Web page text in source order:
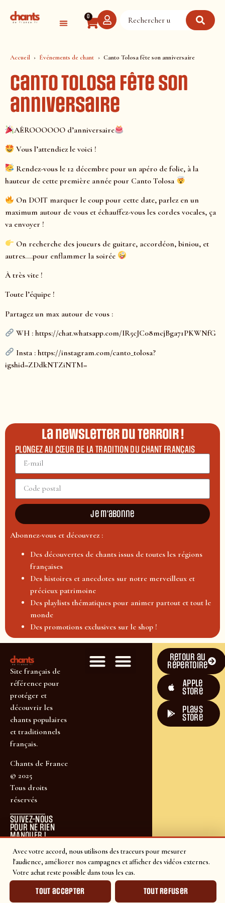
Avec votre accord, nous utilisons des traceurs pour mesurer
l'audience, améliorer nos campagnes et afficher des vidéos externes.
Votre achat reste possible dans tous les cas.
Tout accepter Tout refuser
0
Accueil Événements de chant Canto Tolosa fête son anniversaire
Canto Tolosa fête son
anniversaire
AÉROOOOOO d’anniversaire
Vous l’attendiez le voici !
Rendez-vous le 12 décembre pour un apéro de folie, à la
hauteur de cette première année pour Canto Tolosa
On DOIT marquer le coup pour cette date, parlez en un
maximum autour de vous et échauffez-vous les cordes vocales, ça
va envoyer !
On recherche des joueurs de guitare, accordéon, biniou, et
autres….pour enflammer la soirée
À très vite !
Toute l’équipe !
Partagez un max autour de vous :
WH : https://chat.whatsapp.com/IR5cJC08mcjBga71PKWNfG
Insta : https://instagram.com/canto_tolosa?
igshid=ZDdkNTZiNTM=
La newsletter du terroir !
PLONGEZ AU CŒUR DE LA TRADITION DU CHANT FRANÇAIS
Je m'abonne
Abonnez-vous et découvrez :
Des découvertes de chants issus de toutes les régions
françaises
Des histoires et anecdotes sur notre merveilleux et
précieux patrimoine
Des playlists thématiques pour animer partout et tout le
monde
Des promotions exclusives sur le shop !
Site français de
référence pour
protéger et
découvrir les
chants populaires
et traditionnels
français.
Chants de France
© 2025
Tous droits
réservés
SUIVEZ-NOUS
POUR NE RIEN
MANQUER !
Retour au
répertoire
Apple
Store
plays
store